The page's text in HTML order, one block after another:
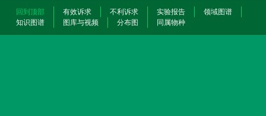
回到顶部 有效诉求 不利诉求 实验报告
领域图谱
知识图谱
图库与视频 分布图 同属物种